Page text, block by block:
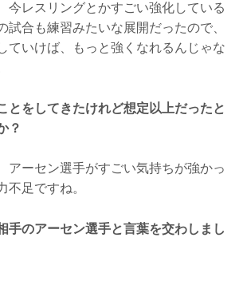
今レスリングとかすごい強化している
試合も練習みたいな展開だったので、
ていけば、もっと強くなれるんじゃな
とをしてきたけれど想定以上だったと
？
アーセン選手がすごい気持ちが強かっ
不足ですね。
手のアーセン選手と言葉を交わしまし